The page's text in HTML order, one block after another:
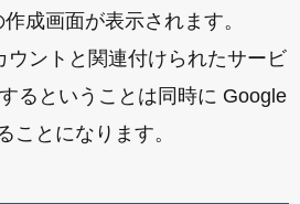
成画面が表示されます。
ウントと関連付けられたサービ
るということは同時に Google
ことになります。